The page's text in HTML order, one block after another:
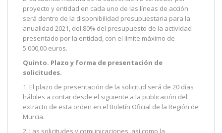
proyecto y entidad en cada uno de las líneas de acción
será dentro de la disponibilidad presupuestaria para la
anualidad 2021, del 80% del presupuesto de la actividad
presentado por la entidad, con el límite máximo de
5.000,00 euros.
Quinto. Plazo y forma de presentación de
solicitudes.
1. El plazo de presentación de la solicitud será de 20 días
hábiles a contar desde el siguiente a la publicación del
extracto de esta orden en el Boletín Oficial de la Región de
Murcia.
2. Las solicitudes y comunicaciones, así como la